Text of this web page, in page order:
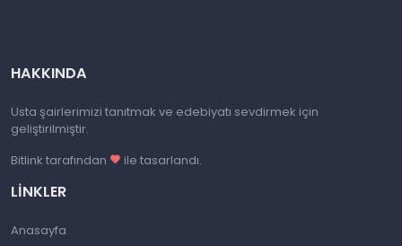
HAKKINDA
Usta şairlerimizi tanıtmak ve edebiyatı sevdirmek için
geliştirilmiştir.
Bitlink tarafından
ile tasarlandı.
LINKLER
Anasayfa